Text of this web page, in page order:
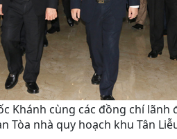
Khánh cùng các đồng chí lãnh
Tòa nhà quy hoạch khu Tân